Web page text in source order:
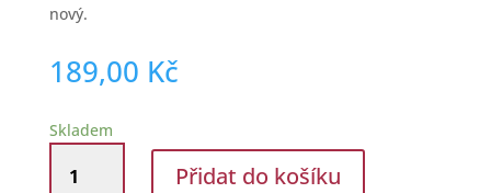
nový.
189,00 Kč
Skladem
Miska
Přidat do košíku